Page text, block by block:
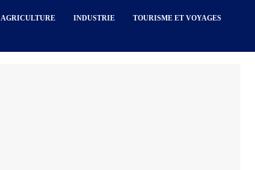
AGRICULTURE INDUSTRIE TOURISME ET VOYAGES